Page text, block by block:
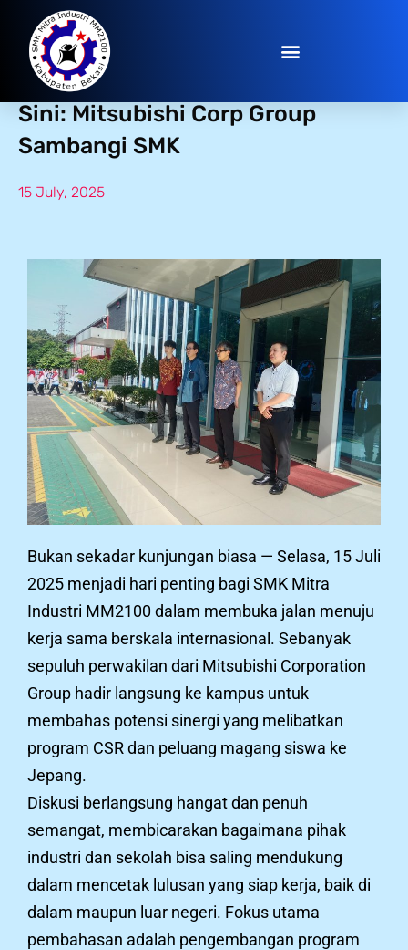
Kolaborasi Global Dimulai dari
Sini: Mitsubishi Corp Group
Sambangi SMK
15 July, 2025
Bukan sekadar kunjungan biasa — Selasa, 15 Juli
2025 menjadi hari penting bagi SMK Mitra
Industri MM2100 dalam membuka jalan menuju
kerja sama berskala internasional. Sebanyak
sepuluh perwakilan dari Mitsubishi Corporation
Group hadir langsung ke kampus untuk
membahas potensi sinergi yang melibatkan
program CSR dan peluang magang siswa ke
Jepang.
Diskusi berlangsung hangat dan penuh
semangat, membicarakan bagaimana pihak
industri dan sekolah bisa saling mendukung
dalam mencetak lulusan yang siap kerja, baik di
dalam maupun luar negeri. Fokus utama
pembahasan adalah pengembangan program